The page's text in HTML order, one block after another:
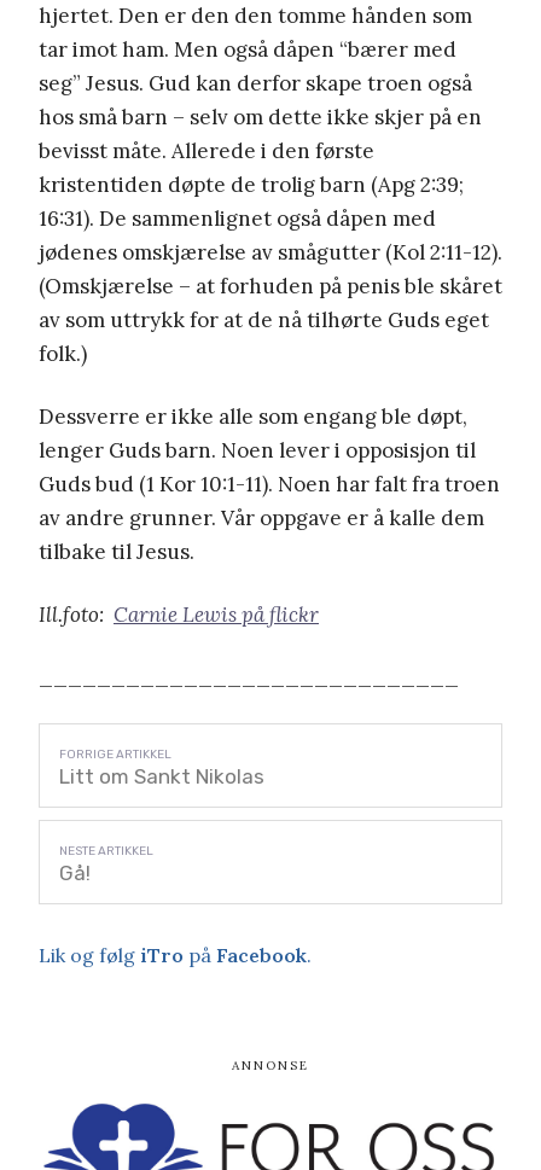
hjertet. Den er den den tomme hånden som
tar imot ham. Men også dåpen “bærer med
seg” Jesus. Gud kan derfor skape troen også
hos små barn – selv om dette ikke skjer på en
bevisst måte. Allerede i den første
kristentiden døpte de trolig barn (Apg 2:39;
16:31). De sammenlignet også dåpen med
jødenes omskjærelse av smågutter (Kol 2:11-12).
(Omskjærelse – at forhuden på penis ble skåret
av som uttrykk for at de nå tilhørte Guds eget
folk.)
Dessverre er ikke alle som engang ble døpt,
lenger Guds barn. Noen lever i opposisjon til
Guds bud (1 Kor 10:1-11). Noen har falt fra troen
av andre grunner. Vår oppgave er å kalle dem
tilbake til Jesus.
Ill.foto: Carnie Lewis på flickr
Litt om Sankt Nikolas
Gå!
Lik og følg iTro på Facebook.